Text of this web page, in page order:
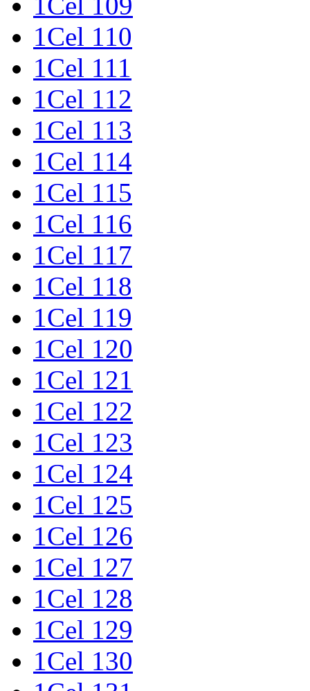
1Cel 110
1Cel 111
1Cel 112
1Cel 113
1Cel 114
1Cel 115
1Cel 116
1Cel 117
1Cel 118
1Cel 119
1Cel 120
1Cel 121
1Cel 122
1Cel 123
1Cel 124
1Cel 125
1Cel 126
1Cel 127
1Cel 128
1Cel 129
1Cel 130